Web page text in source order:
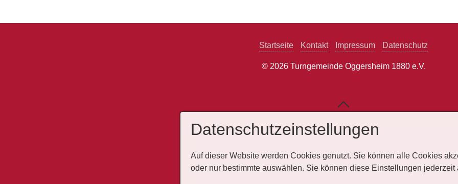
Startseite Kontakt Impressum Datenschutz
© 2026 Turngemeinde Oggersheim 1880 e.V.
Datenschutzeinstellungen
Auf dieser Website werden Cookies genutzt. Sie können alle Cookies
oder nur bestimmte auswählen. Sie können diese Einstellungen jederzeit